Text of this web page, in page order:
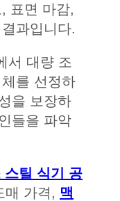
표면 마감,
과입니다.
서 대량 조
를 선정하
을 보장하
들을 파악
스틸 식기 공
매 가격, 맥